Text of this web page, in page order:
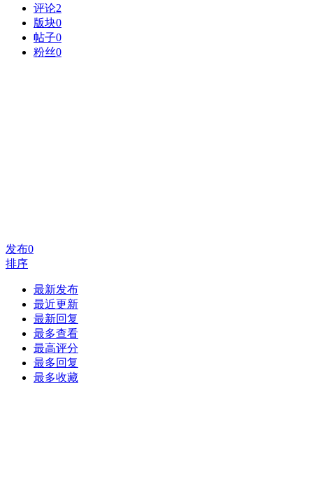
评论2
版块0
帖子0
粉丝0
发布0
排序
最新发布
最近更新
最新回复
最多查看
最高评分
最多回复
最多收藏